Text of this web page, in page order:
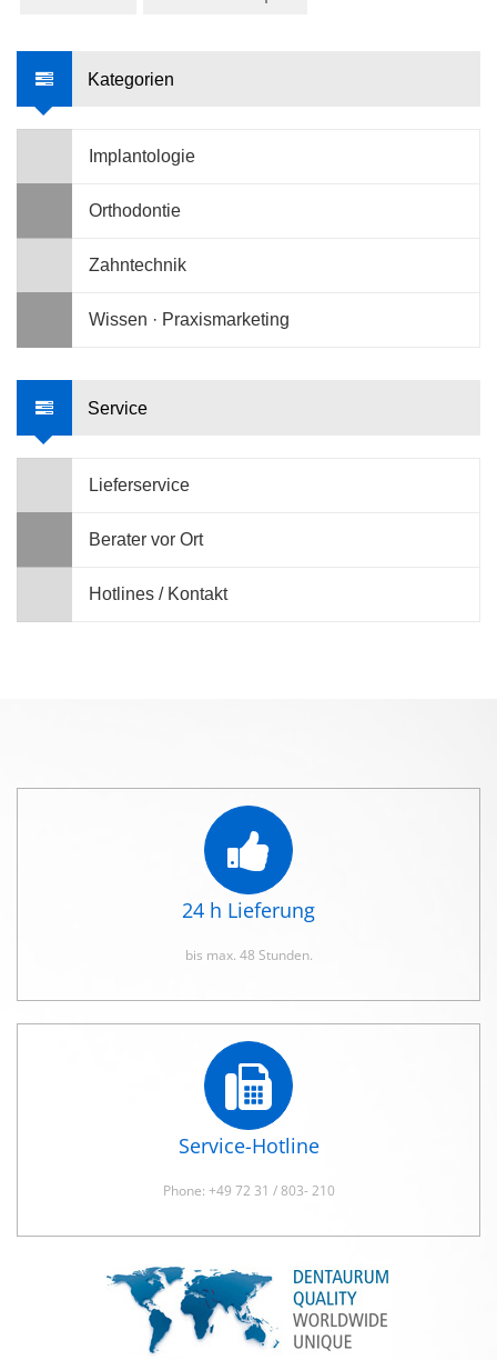
Kategorien
Implantologie
Orthodontie
Zahntechnik
Wissen · Praxismarketing
Service
Lieferservice
Berater vor Ort
Hotlines / Kontakt
24 h Lieferung
bis max. 48 Stunden.
Service-Hotline
Phone: +49 72 31 / 803- 210